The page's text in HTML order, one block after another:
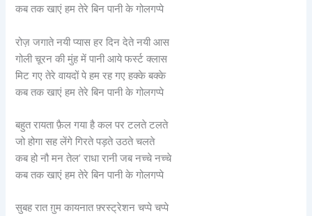
कब तक खाएं हम तेरे बिन पानी के गोलगप्पे
रोज़ जगाते नयी प्यास हर दिन देते नयी आस
गोली चूरन की मुंह में पानी आये फर्स्ट क्लास
मिट गए तेरे वायदों पे हम रह गए हक्के बक्के
कब तक खाएं हम तेरे बिन पानी के गोलगप्पे
बहुत रायता फ़ैल गया है कल पर टलते टलते
जो होगा सह लेंगे गिरते पड़ते उठते चलते
कब हो नौ मन तेल’ राधा रानी जब नच्चे नच्चे
कब तक खाएं हम तेरे बिन पानी के गोलगप्पे
सुबह रात ग़ुम कायनात फ़्रस्ट्रेशन चप्पे चप्पे